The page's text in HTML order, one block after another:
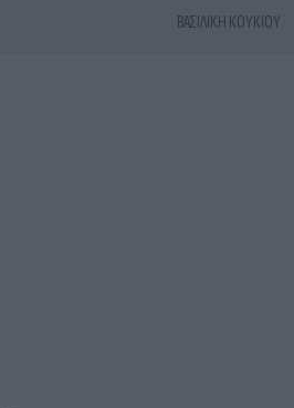
ΒΑΣΙΛΙΚΉ ΚΟΥΚΊΟΥ